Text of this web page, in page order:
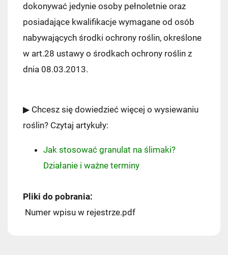
dokonywać jedynie osoby pełnoletnie oraz
posiadające kwalifikacje wymagane od osób
nabywających środki ochrony roślin, określone
w art.28 ustawy o środkach ochrony roślin z
dnia 08.03.2013.
▶ Chcesz się dowiedzieć więcej o wysiewaniu
roślin? Czytaj artykuły:
Jak stosować granulat na ślimaki?
Działanie i ważne terminy
Pliki do pobrania:
Numer wpisu w rejestrze.pdf
Kraj wysyłki:
Pocztex PUNKT/AUTOMAT
ORLEN Paczka
DPD Pickup 11,99 zł
InPost Paczkomat 24/7
dostawa: następny dzień roboczy)